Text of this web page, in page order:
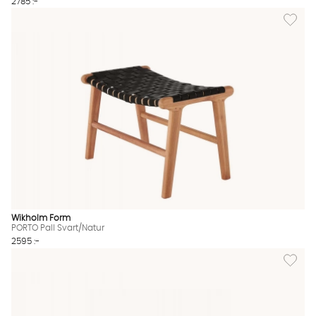
Lägg
Wikholm Form
PORTO Pall Svart/Natur
2595 :-
Lägg